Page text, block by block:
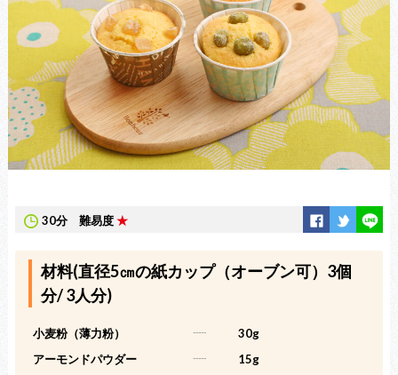
30分 難易度★
材料(直径5㎝の紙カップ（オーブン可）3個
分/ 3人分)
小麦粉（薄力粉） -----
30g
アーモンドパウダー
-----
15g